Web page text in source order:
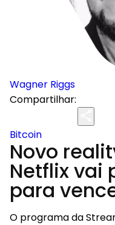
Wagner Riggs
Compartilhar:
Bitcoin
Novo
Netflix vai
para
O programa da